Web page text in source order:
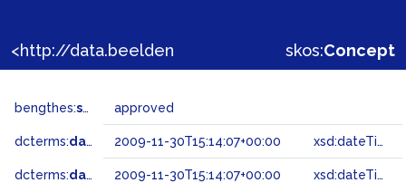
skos:Concept
bengthes:status approved
dcterms:dateAccepted 2009-11-30T15:14:07+00:00 xsd:dateTime
dcterms:dateSubmitted 2009-11-30T15:14:07+00:00 xsd:dateTime